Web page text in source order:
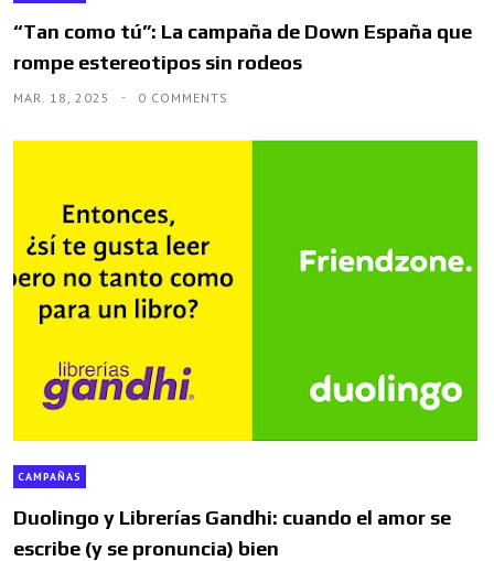
“Tan como tú”: La campaña de Down España que
rompe estereotipos sin rodeos
MAR. 18, 2025 0 COMMENTS
CAMPAÑAS
Duolingo y Librerías Gandhi: cuando el amor se
escribe (y se pronuncia) bien